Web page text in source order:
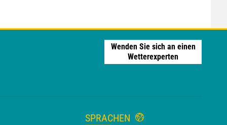
Wenden Sie sich an einen
Wetterexperten
SPRACHEN